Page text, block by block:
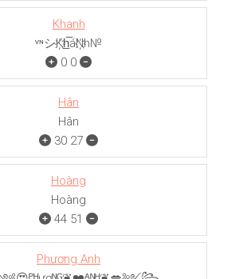
Khanh
ᵛᶰシK҉h̲̅áN҉h№
0 0
Hân
Hân
30 27
Hoàng
Hoàng
44 51
Phương Anh